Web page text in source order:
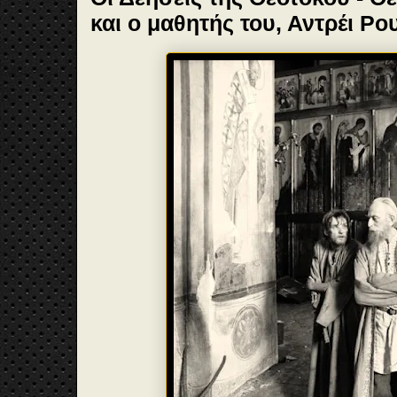
και ο μαθητής του, Αντρέι